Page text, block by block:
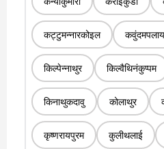
कट्टुमन्नारकोइल
किल्पेन्नाथुर किल्वैथिनंकुप्पम
किनाथुकदावु कोलाथुर
कृष्णरायपुरम कुलीथलाई